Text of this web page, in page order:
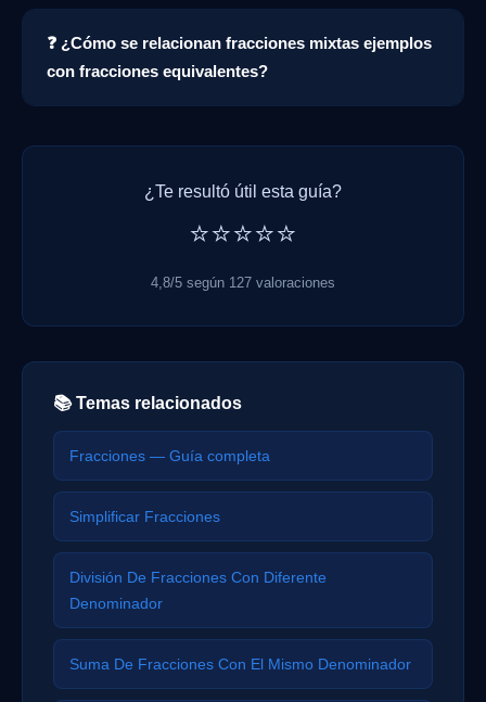
❓ ¿Cómo se relacionan fracciones mixtas ejemplos
con fracciones equivalentes?
¿Te resultó útil esta guía?
⭐⭐⭐⭐⭐
4,8/5 según 127 valoraciones
📚 Temas relacionados
Fracciones — Guía completa
Simplificar Fracciones
División De Fracciones Con Diferente
Denominador
Suma De Fracciones Con El Mismo Denominador